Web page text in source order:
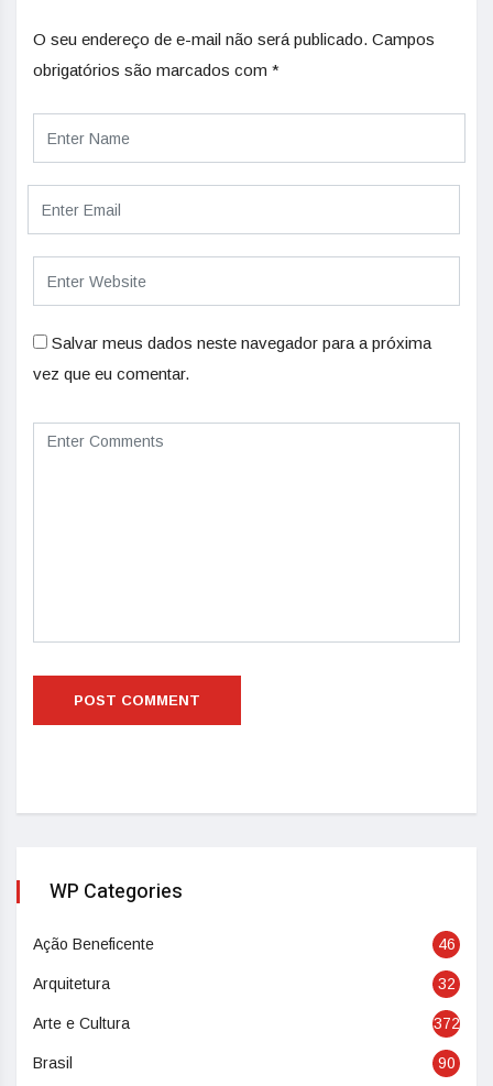
O seu endereço de e-mail não será publicado. Campos
obrigatórios são marcados com *
Salvar meus dados neste navegador para a próxima
vez que eu comentar.
WP Categories
Ação Beneficente 46
Arquitetura 32
Arte e Cultura 372
Brasil 90